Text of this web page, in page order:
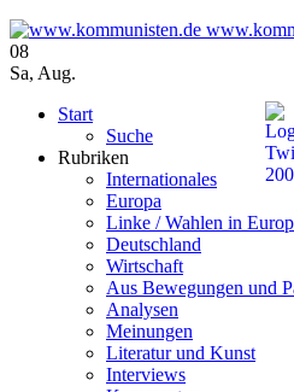
08
Sa, Aug.
Start
Suche
Rubriken
Internationales
Europa
Linke / Wahlen in
Deutschland
Wirtschaft
Aus Bewegungen und
Analysen
Meinungen
Literatur und Kunst
Interviews